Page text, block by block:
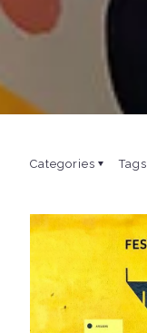
Categories Tags